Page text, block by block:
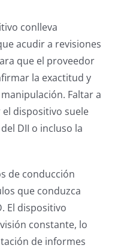
conlleva
acudir a revisiones
que el proveedor
la exactitud y
Faltar a
dispositivo suele
DII o incluso la
de conducción
que conduzca
El dispositivo
constante, lo
de informes